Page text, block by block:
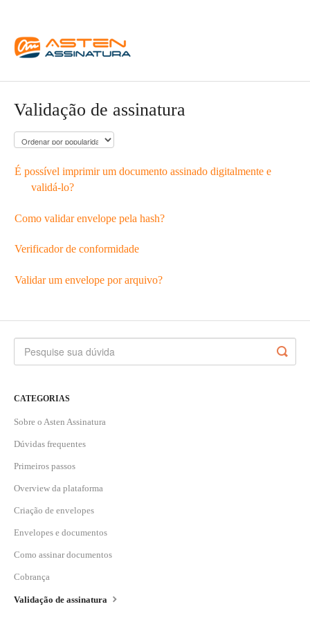
Validação de assinatura
É possível imprimir um documento assinado digitalmente e
validá-lo?
Como validar envelope pela hash?
Verificador de conformidade
Validar um envelope por arquivo?
CATEGORIAS
Sobre o Asten Assinatura
Dúvidas frequentes
Primeiros passos
Overview da plataforma
Criação de envelopes
Envelopes e documentos
Como assinar documentos
Cobrança
Validação de assinatura